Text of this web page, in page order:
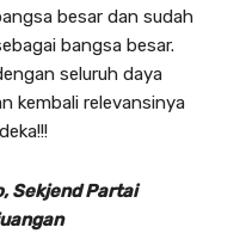
besar dan sudah
bangsa besar.
seluruh daya
kembali relevansinya
Sekjend Partai